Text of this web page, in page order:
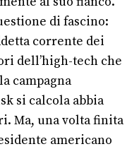
di fascino:
corrente dei
dell’high-tech che
campagna
si calcola abbia
Ma, una volta finita
americano